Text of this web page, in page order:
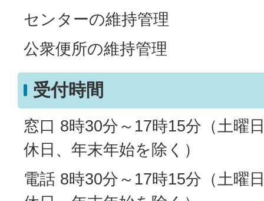
センターの維持管理
公衆便所の維持管理
受付時間
窓口 8時30分～17時15分（土曜
休日、年末年始を除く）
電話 8時30分～17時15分（土曜